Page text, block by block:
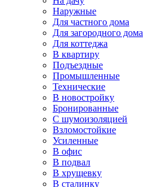
Наружные
Для частного дома
Для загородного дома
Для коттеджа
В квартиру
Подъездные
Промышленные
Технические
В новостройку
Бронированные
С шумоизоляцией
Взломостойкие
Усиленные
В офис
В подвал
В хрущевку
В сталинку